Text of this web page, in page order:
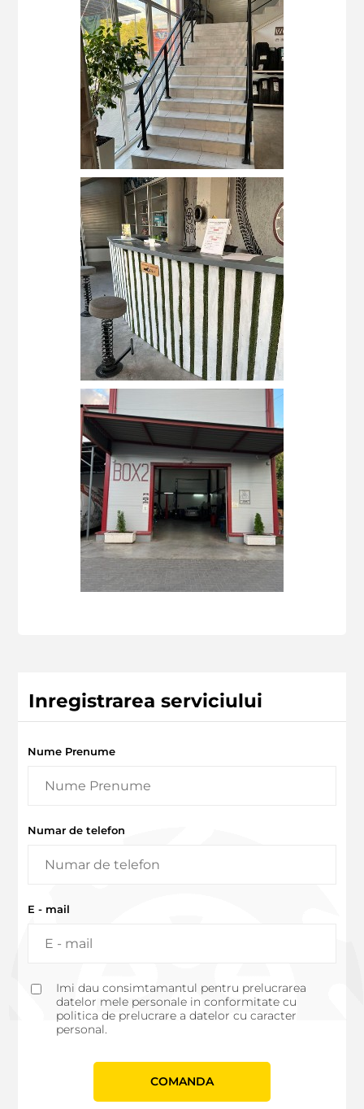
Inregistrarea serviciului
Nume Prenume
Numar de telefon
E - mail
Imi dau consimtamantul pentru prelucrarea
datelor mele personale in conformitate cu
politica de prelucrare a datelor cu caracter
personal.
СOMANDA